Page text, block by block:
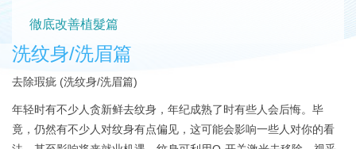
徹底改善植髮篇
洗纹身/洗眉篇
去除瑕疵 (洗纹身/洗眉篇)
年轻时有不少人贪新鲜去纹身，年纪成熟了时有些人会后悔。 毕
竟，仍然有不少人对纹身有点偏见，这可能会影响一些人对你的看